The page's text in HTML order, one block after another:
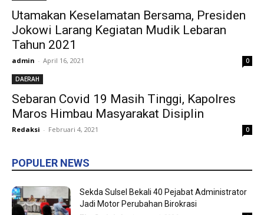
Utamakan Keselamatan Bersama, Presiden
Jokowi Larang Kegiatan Mudik Lebaran
Tahun 2021
admin - April 16, 2021 0
DAERAH
Sebaran Covid 19 Masih Tinggi, Kapolres
Maros Himbau Masyarakat Disiplin
Redaksi - Februari 4, 2021 0
POPULER NEWS
Sekda Sulsel Bekali 40 Pejabat Administrator
Jadi Motor Perubahan Birokrasi